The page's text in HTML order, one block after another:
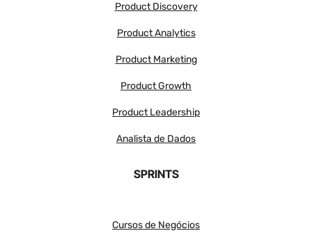
Product Discovery
Product Analytics
Product Marketing
Product Growth
Product Leadership
Analista de Dados
SPRINTS
Cursos de Negócios